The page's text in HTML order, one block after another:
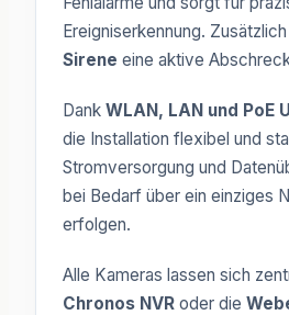
Ereigniserkennung.
Sirene eine aktive
Dank WLAN, LAN und PoE
die Installation flexibel und
Stromversorgung und
bei Bedarf über ein einziges
erfolgen.
Alle Kameras lassen sich
Chronos NVR oder die